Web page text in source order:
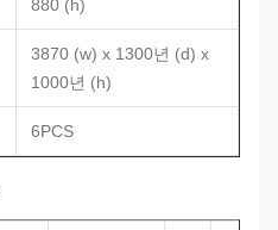
880 (h)
3870 (w) x 1300년 (d) x
1000년 (h)
6PCS